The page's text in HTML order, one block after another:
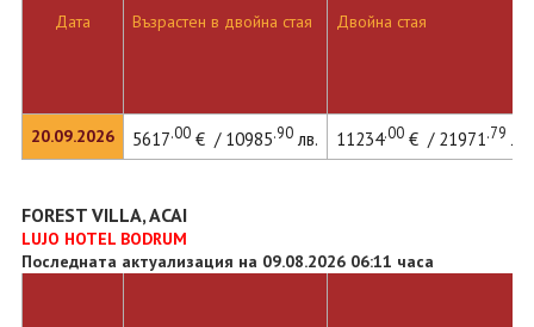
Дата
20.09.2026
Възрастен в двойна стая Двойна стая
5617.00€ / 10985.90лв. 11234.00€ / 21971.79 лв.
FOREST VILLA, ACAI
LUJO HOTEL BODRUM
Последната актуализация на 09.08.2026 06:11 часа